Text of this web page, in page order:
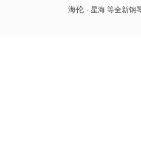
海伦 - 星海 等全新钢